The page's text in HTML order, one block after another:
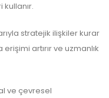
stratejik ilişkiler kurar
artırır ve uzmanlık
ve çevresel